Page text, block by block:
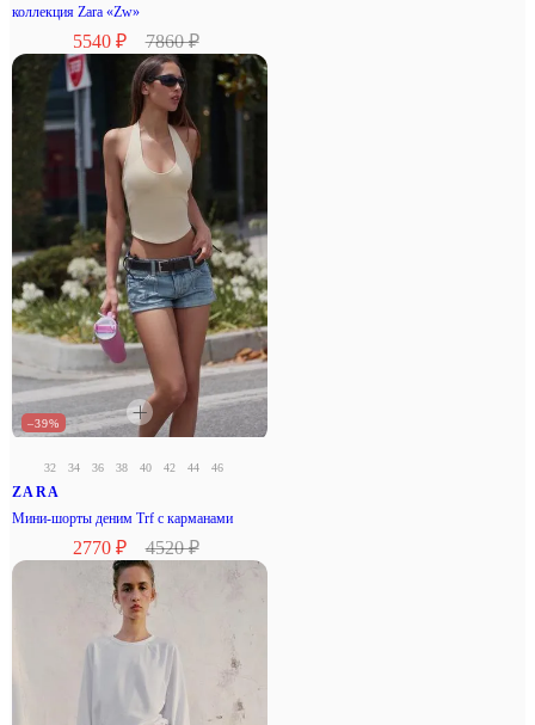
коллекция Zara «Zw»
5540 ₽ 7860 ₽
–39%
32 34 36 38 40 42 44 46
ZARA
Мини-шорты деним Trf с карманами
2770 ₽ 4520 ₽